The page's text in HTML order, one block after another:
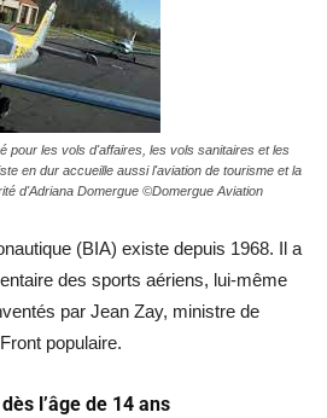
pour les vols d'affaires, les vols sanitaires et les
en dur accueille aussi l'aviation de tourisme et la
d'Adriana Domergue ©Domergue Aviation
(BIA) existe depuis 1968. Il a
des sports aériens, lui-même
par Jean Zay, ministre de
populaire.
l’âge de 14 ans